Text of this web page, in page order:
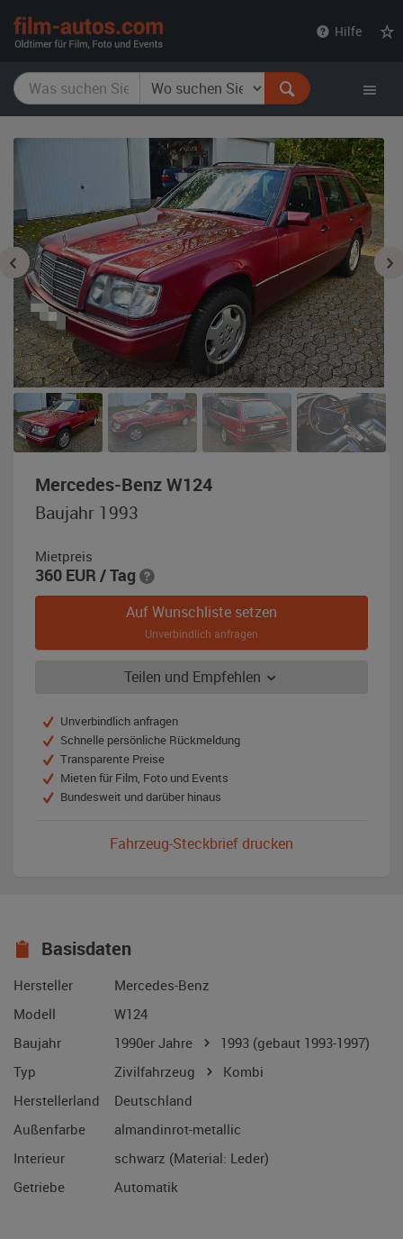
Hilfe
Mercedes-Benz W124,
Baujahr 1993
Mietpreis
360 EUR / Tag
Auf Wunschliste setzen
Unverbindlich anfragen
Teilen und Empfehlen
Unverbindlich anfragen
Schnelle persönliche Rückmeldung
Transparente Preise
Mieten für Film, Foto und Events
Bundesweit und darüber hinaus
Fahrzeug-Steckbrief drucken
Basisdaten
Hersteller
Mercedes-Benz
Modell
W124
Baujahr
1990er Jahre 1993 (gebaut 1993-1997)
Typ
Zivilfahrzeug
Kombi
Herstellerland
Deutschland
Außenfarbe
almandinrot-metallic
Interieur
schwarz (Material: Leder)
Getriebe
Automatik